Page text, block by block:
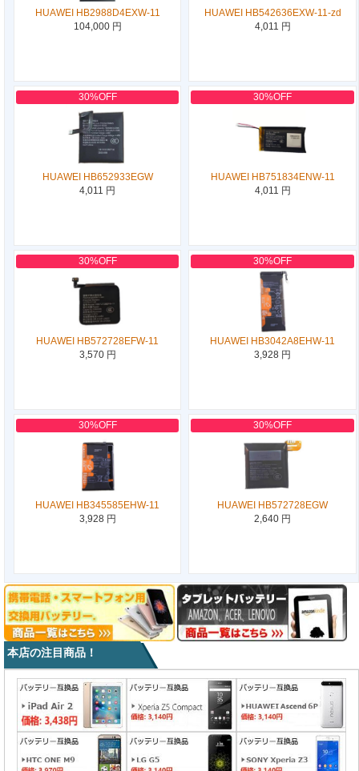
HUAWEI HB2988D4EXW-11
104,000 円
HUAWEI HB542636EXW-11-zd
4,011 円
30%OFF
HUAWEI HB652933EGW
4,011 円
30%OFF
HUAWEI HB751834ENW-11
4,011 円
30%OFF
HUAWEI HB572728EFW-11
3,570 円
30%OFF
HUAWEI HB3042A8EHW-11
3,928 円
30%OFF
HUAWEI HB345585EHW-11
3,928 円
30%OFF
HUAWEI HB572728EGW
2,640 円
本店の注目商品！